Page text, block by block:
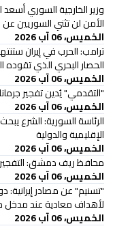
وزير الخارجية السوري
الأمن لن تثني السوريين
الخميس، 06 آب 2026
ترامب: الحرب في إيران
الحصار البحري الذي تقوده
الخميس، 06 آب 2026
"التقدمي" يُدين تفجير
الخميس، 06 آب 2026
الرئاسة السورية: الشرع
الإقليمية والدولية
الخميس، 06 آب 2026
محافظ ريف دمشق:
الخميس، 06 آب 2026
"تسنيم" عن مصادر
لأهداف معادية عند
الخميس، 06 آب 2026